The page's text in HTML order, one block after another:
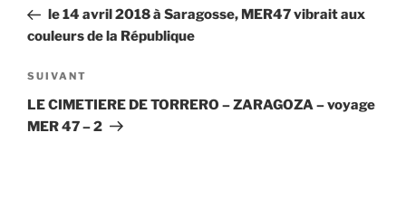
l’article
précédent
le 14 avril 2018 à Saragosse, MER47 vibrait aux
couleurs de la République
Article
suivant
SUIVANT
LE CIMETIERE DE TORRERO – ZARAGOZA – voyage
MER 47 – 2